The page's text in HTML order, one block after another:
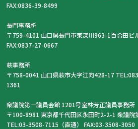
FAX:0836-39-8499
長門事務所
〒759-4101 山口県長門市東深川963-1百合田
FAX:0837-27-0667
萩事務所
〒758-0041 山口県萩市大字江向428-17
1361
衆議院第一議員会館 1201号室林芳正議員事務所
〒100-8981 東京都千代田区永田町2-2-1 衆議院
TEL:03-3508-7115（直通） FAX:03-3508-3050